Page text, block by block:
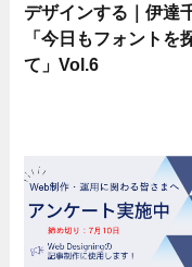
デザインする｜伊達
「今日もフォントを
て」Vol.6